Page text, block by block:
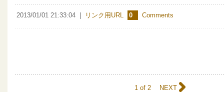
2013/01/01 21:33:04 リンク用URL 0 Comments
1 of 2 NEXT